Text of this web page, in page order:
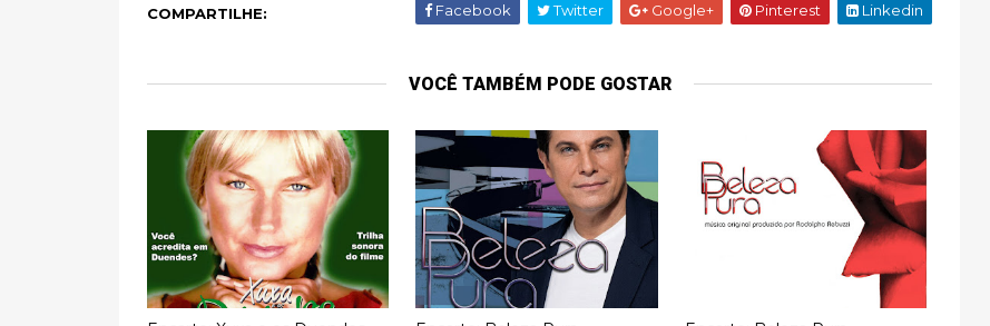
COMPARTILHE: Facebook Twitter Google+ Pinterest Linkedin
VOCÊ TAMBÉM PODE GOSTAR